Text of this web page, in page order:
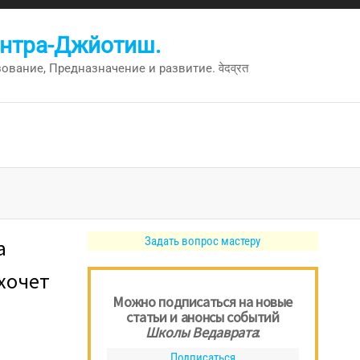
Джйотиш.
Предназначение и развитие. वेदव्रत
Задать вопрос мастеру
Можно подписаться на новые
статьи и анонсы событий
Школы Ведаврата: